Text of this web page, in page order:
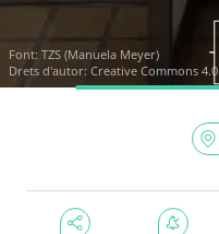
Font: TZS (Manuela Meyer)
Drets d'autor: Creative Commons 4.0